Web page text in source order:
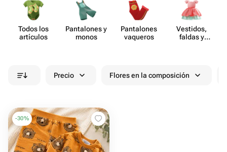
Todos los
artículos
Pant​alones y
monos
Pant​alones
vaqueros
Vestidos,
faldas y
Precio Flores en la composición
-30%